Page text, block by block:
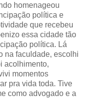
homenageou
política e
que recebeu
essa cidade tão
política. Lá
na faculdade, escolhi
acolhimento,
momentos
pra vida toda. Tive
como advogado e a